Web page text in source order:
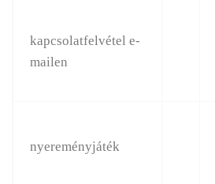
kapcsolatfelvétel e-
mailen
nyereményjáték